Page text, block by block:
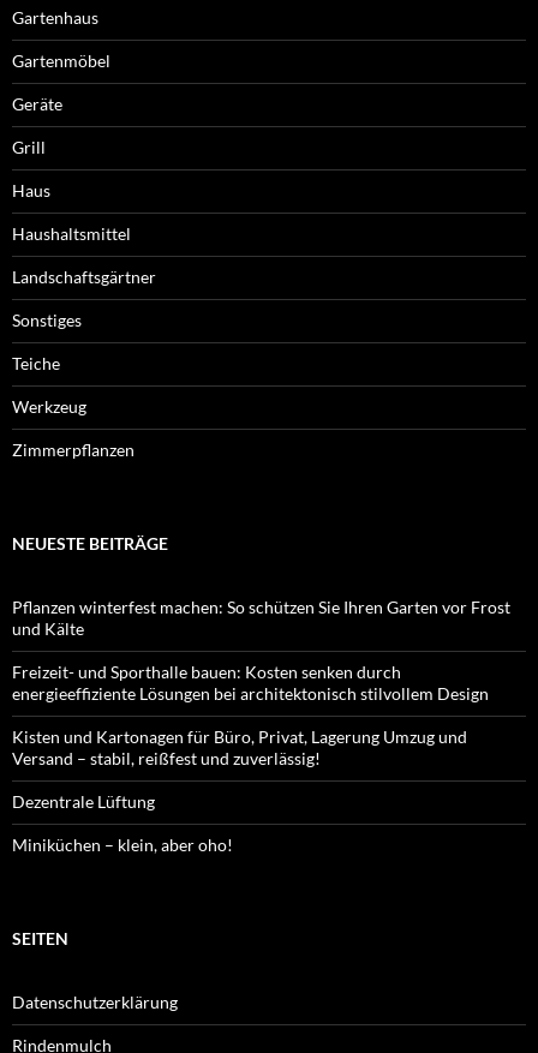
Gartenhaus
Gartenmöbel
Geräte
Grill
Haus
Haushaltsmittel
Landschaftsgärtner
Sonstiges
Teiche
Werkzeug
Zimmerpflanzen
NEUESTE BEITRÄGE
Pflanzen winterfest machen: So schützen Sie Ihren Garten vor Frost
und Kälte
Freizeit- und Sporthalle bauen: Kosten senken durch
energieeffiziente Lösungen bei architektonisch stilvollem Design
Kisten und Kartonagen für Büro, Privat, Lagerung Umzug und
Versand – stabil, reißfest und zuverlässig!
Dezentrale Lüftung
Miniküchen – klein, aber oho!
SEITEN
Datenschutzerklärung
Rindenmulch